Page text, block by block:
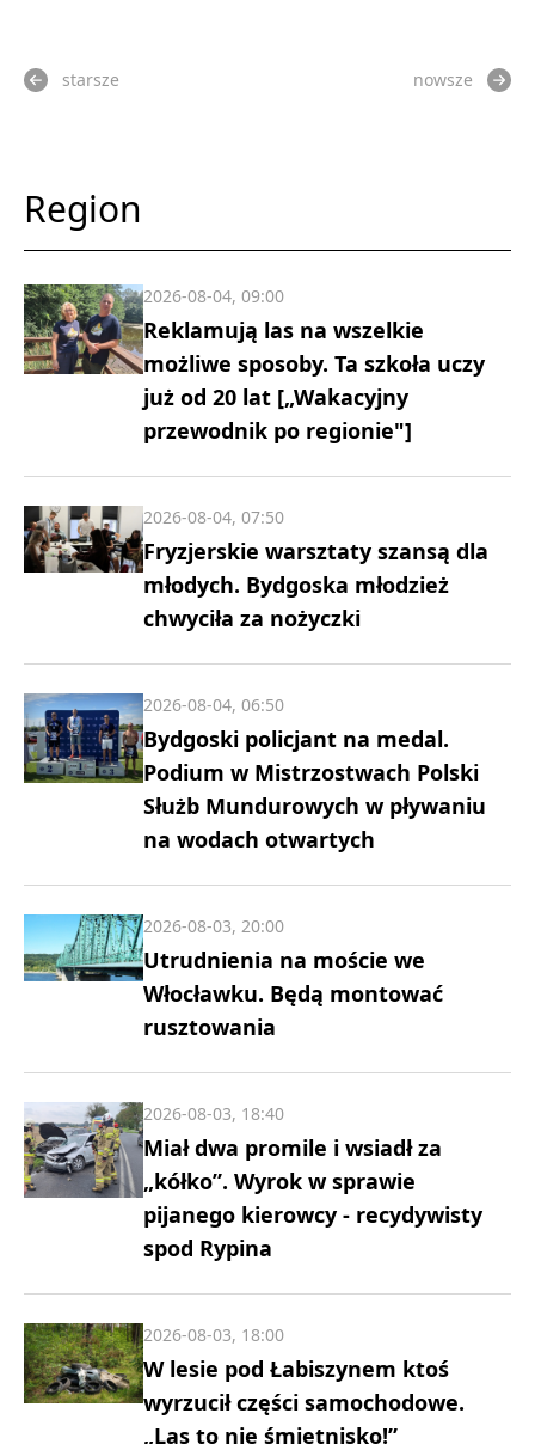
starsze nowsze
Region
Reklamują las na wszelkie
możliwe sposoby. Ta szkoła uczy
już od 20 lat [„Wakacyjny
przewodnik po regionie"]
2026-08-04, 09:00
Fryzjerskie warsztaty szansą dla
młodych. Bydgoska młodzież
chwyciła za nożyczki
2026-08-04, 07:50
Bydgoski policjant na medal.
Podium w Mistrzostwach Polski
Służb Mundurowych w pływaniu
na wodach otwartych
2026-08-04, 06:50
Utrudnienia na moście we
Włocławku. Będą montować
rusztowania
2026-08-03, 20:00
Miał dwa promile i wsiadł za
„kółko”. Wyrok w sprawie
pijanego kierowcy - recydywisty
spod Rypina
2026-08-03, 18:40
W lesie pod Łabiszynem ktoś
wyrzucił części samochodowe.
„Las to nie śmietnisko!”
2026-08-03, 18:00